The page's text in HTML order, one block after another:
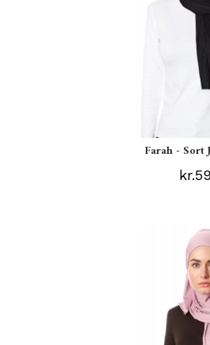
Farah - Sort